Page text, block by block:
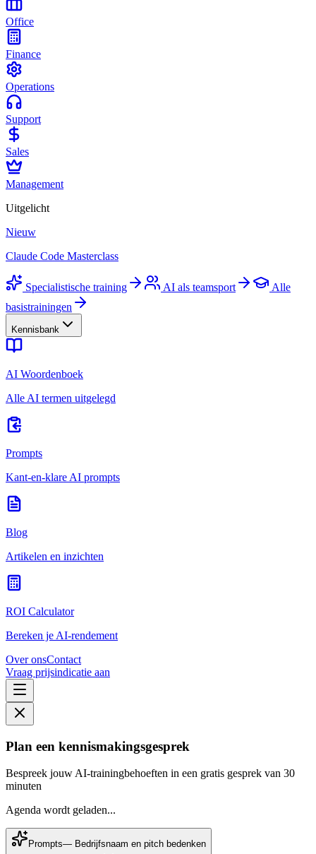
Office
Finance
Operations
Support
Sales
Management
Uitgelicht
Nieuw
Claude Code Masterclass
Specialistische training AI als teamsport
Alle
basistrainingen
Kennisbank
AI Woordenboek
Alle AI termen uitgelegd
Prompts
Kant-en-klare AI prompts
Blog
Artikelen en inzichten
ROI Calculator
Bereken je AI-rendement
Over onsContact
Vraag prijsindicatie aan
Plan een kennismakingsgesprek
Bespreek jouw AI-trainingbehoeften in een gratis gesprek van 30
minuten
Agenda wordt geladen...
Prompts— Bedrijfsnaam en pitch bedenken